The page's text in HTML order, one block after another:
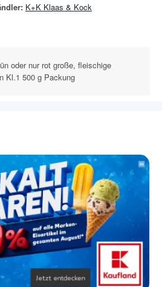
K+K Klaas & Kock
oder nur rot große, fleischige
Kl.1 500 g Packung